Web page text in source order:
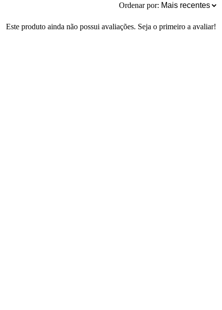
Ordenar por:
Este produto ainda não possui avaliações. Seja o primeiro a avaliar!